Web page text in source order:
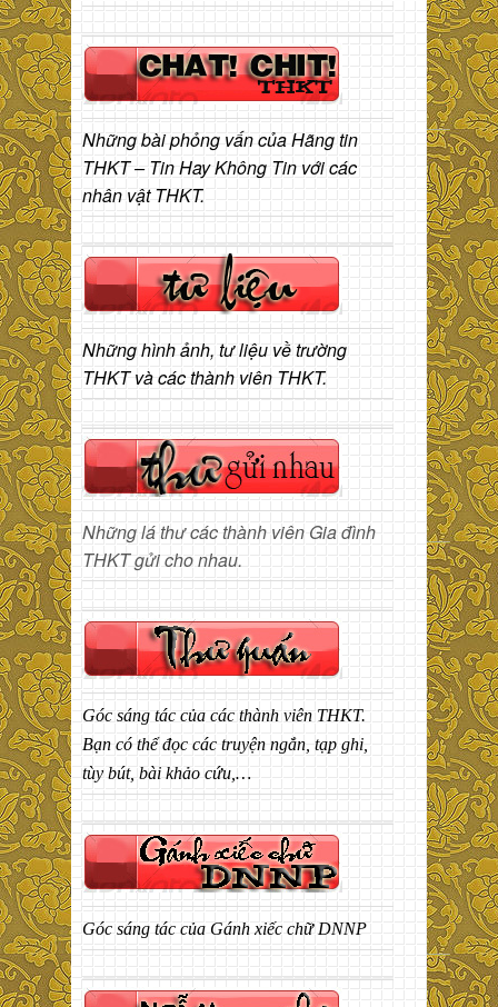
Những bài phỏng vấn của Hãng tin
THKT – Tin Hay Không Tin với các
nhân vật THKT.
Những hình ảnh, tư liệu về trường
THKT và các thành viên THKT.
Những lá thư các thành viên Gia đình
THKT gửi cho nhau.
Góc sáng tác của các thành viên THKT.
Bạn có thể đọc các truyện ngắn, tạp ghi,
tùy bút, bài khảo cứu,…
Góc sáng tác của Gánh xiếc chữ DNNP